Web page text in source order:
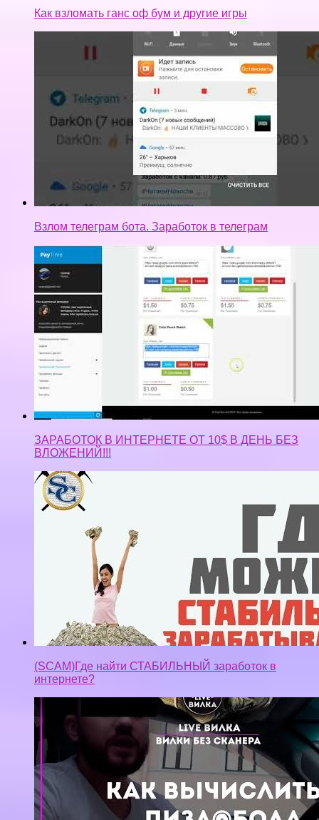
Как взломать ганс оф бум и другие игры
Взлом телеграм бота. Заработок в телеграм
ЗАРАБОТОК В ИНТЕРНЕТЕ ОТ 10$ В ДЕНЬ БЕЗ
ВЛОЖЕНИЙ!!!
(SCAM)Где найти СТАБИЛЬНЫЙ заработок в
интернете?